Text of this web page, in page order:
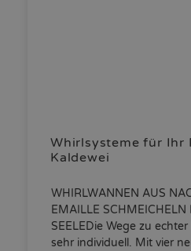
Whirlsysteme für Ihr
Kaldewei
WHIRLWANNEN AUS
EMAILLE SCHMEICHELN
SEELEDie Wege zu
sehr individuell. Mit vier